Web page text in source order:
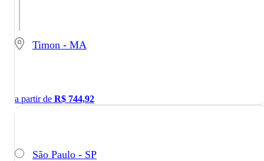
Timon - MA
a partir de R$ 744,92
São Paulo - SP